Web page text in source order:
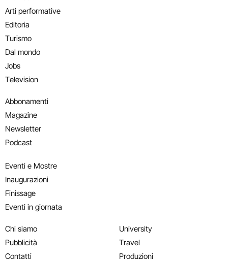
Arti performative
Editoria
Turismo
Dal mondo
Jobs
Television
Abbonamenti
Magazine
Newsletter
Podcast
Eventi e Mostre
Inaugurazioni
Finissage
Eventi in giornata
Chi siamo
Pubblicità
Contatti
University
Travel
Produzioni